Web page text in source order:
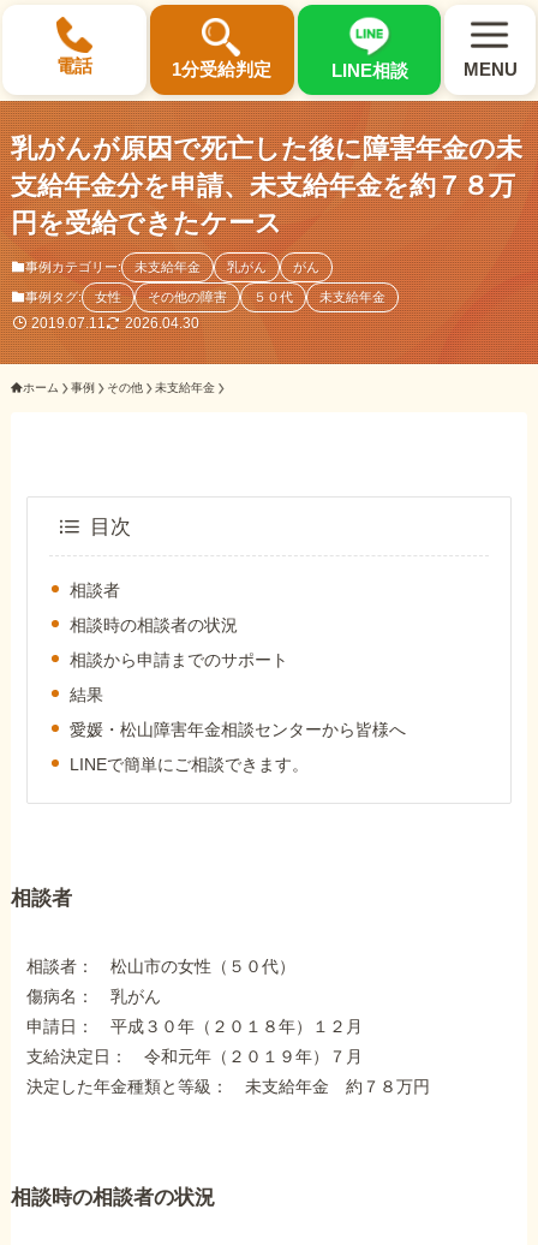
電話 1分受給判定 LINE相談 MENU
×
選ばれる3つの理由
初回相談料0円・受給後報酬型
サポート料金について
ホーム
障害年金の基礎知識
Q&A・相談事例
障害年金コラム
乳がんが原因で死亡した後に障害年金の未
支給年金分を申請、未支給年金を約７８万
円を受給できたケース
事例カテゴリー: 未支給年金 乳がん がん
事例タグ: 女性 その他の障害 ５０代 未支給年金
2019.07.11 2026.04.30
ホーム 事例 その他 未支給年金
目次
相談者
相談時の相談者の状況
相談から申請までのサポート
結果
愛媛・松山障害年金相談センターから皆様へ
LINEで簡単にご相談できます。
相談者
相談者： 松山市の女性（５０代）
傷病名： 乳がん
申請日： 平成３０年（２０１８年）１２月
支給決定日： 令和元年（２０１９年）７月
決定した年金種類と等級： 未支給年金 約７８万円
相談時の相談者の状況